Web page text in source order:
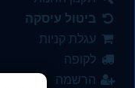
ביטול עיסקה
עגלת קניות
לקופה
הרשמה
12.00 ₪